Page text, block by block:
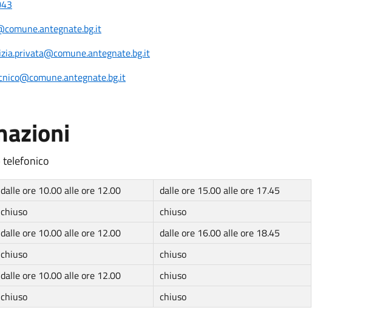
dalle ore 10.00 alle ore 12.00
dalle ore 15.00 alle ore 17.45
chiuso
chiuso
dalle ore 10.00 alle ore 12.00
dalle ore 16.00 alle ore 18.45
chiuso
chiuso
dalle ore 10.00 alle ore 12.00
chiuso
chiuso chiuso